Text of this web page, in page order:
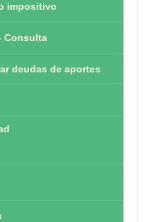
impositivo
Consulta
deudas de aportes